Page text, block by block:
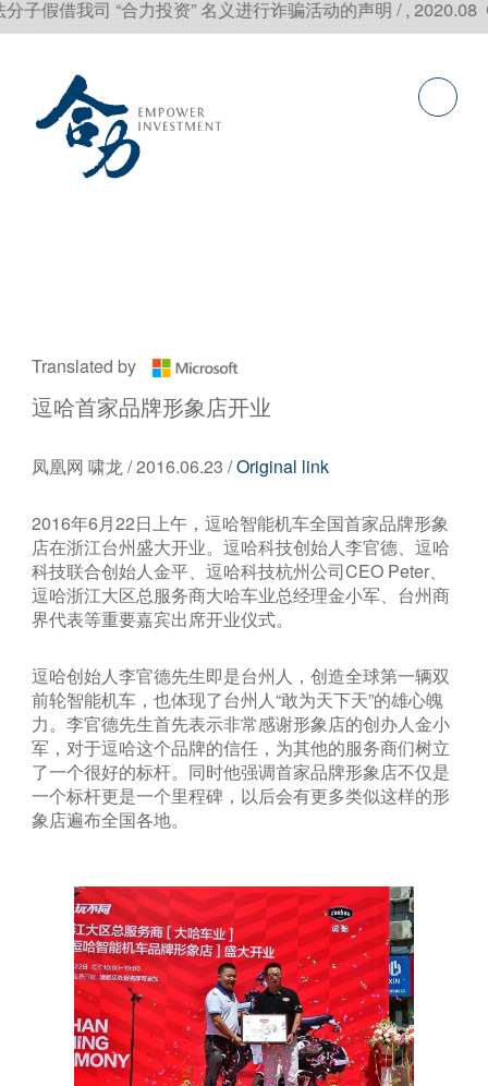
假借我司 “合力投资” 名义进行诈骗活动的声明 / , 2020.08
Translated by
逗哈首家品牌形象店开业
凤凰网 啸龙 / 2016.06.23 /Original link
2016年6月22日上午，逗哈智能机车全国首家品牌形象
店在浙江台州盛大开业。逗哈科技创始人李官德、逗哈
科技联合创始人金平、逗哈科技杭州公司CEO Peter、
逗哈浙江大区总服务商大哈车业总经理金小军、台州商
界代表等重要嘉宾出席开业仪式。
逗哈创始人李官德先生即是台州人，创造全球第一辆双
前轮智能机车，也体现了台州人“敢为天下天”的雄心魄
力。李官德先生首先表示非常感谢形象店的创办人金小
军，对于逗哈这个品牌的信任，为其他的服务商们树立
了一个很好的标杆。同时他强调首家品牌形象店不仅是
一个标杆更是一个里程碑，以后会有更多类似这样的形
象店遍布全国各地。